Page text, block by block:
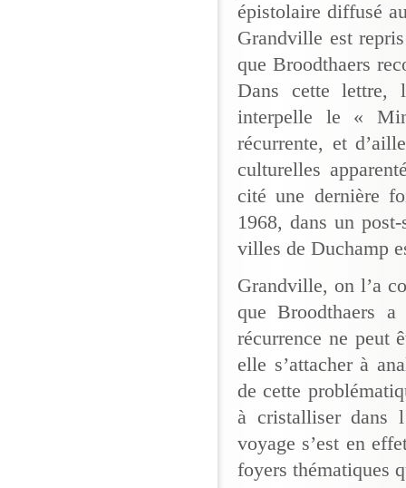
épistolaire diffusé
Grandville est
que Broodthaers
Dans cette lettre,
interpelle le «
récurrente, et
culturelles
cité une dernière
1968, dans un
villes de Duchamp
Grandville, on l’a
que Broodthaers
récurrence ne peut
elle s’attacher à
de cette
à cristalliser dans
voyage s’est en
foyers thématiques